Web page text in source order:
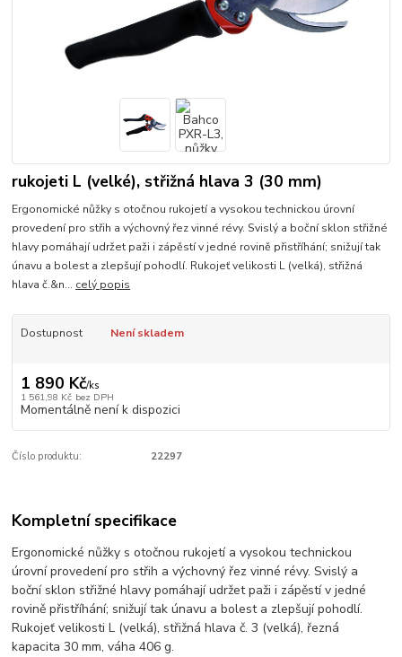
rukojeti L (velké), střižná hlava 3 (30 mm)
Ergonomické nůžky s otočnou rukojetí a vysokou technickou úrovní
provedení pro střih a výchovný řez vinné révy. Svislý a boční sklon střižné
hlavy pomáhají udržet paži i zápěstí v jedné rovině přistříhání; snižují tak
únavu a bolest a zlepšují pohodlí. Rukojeť velikosti L (velká), střižná
hlava č.&n... celý popis
Dostupnost Není skladem
1 890 Kč/ks
1 561,98 Kč bez DPH
Momentálně není k dispozici
Číslo produktu: 22297
Kompletní specifikace
Ergonomické nůžky s otočnou rukojetí a vysokou technickou
úrovní provedení pro střih a výchovný řez vinné révy. Svislý a
boční sklon střižné hlavy pomáhají udržet paži i zápěstí v jedné
rovině přistříhání; snižují tak únavu a bolest a zlepšují pohodlí.
Rukojeť velikosti L (velká), střižná hlava č. 3 (velká), řezná
kapacita 30 mm, váha 406 g.